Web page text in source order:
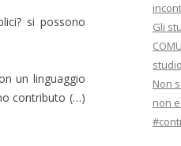
si possono
un linguaggio
contributo (…)
Gli
Non
non